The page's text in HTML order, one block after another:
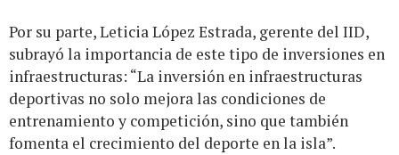
Por su parte, Leticia López Estrada, gerente del IID,
subrayó la importancia de este tipo de inversiones en
infraestructuras: “La inversión en infraestructuras
deportivas no solo mejora las condiciones de
entrenamiento y competición, sino que también
fomenta el crecimiento del deporte en la isla”.